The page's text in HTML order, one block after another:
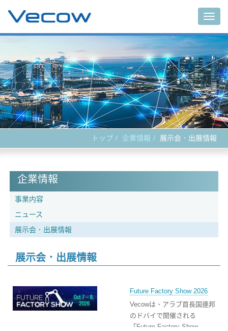
トップ 企業情報 展示会．出展情報
企業情報
事業内容
ニュース
展示会．出展情報
展示会．出展情報
Future Factory Show 2026
Vecowは、アラブ首長国連邦
のドバイで開催される
「Future Factory Show